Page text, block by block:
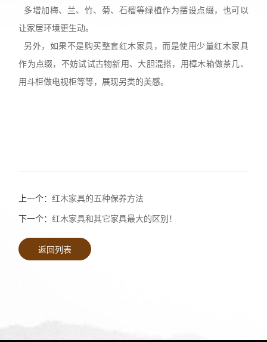
多增加梅、兰、竹、菊、石榴等绿植作为摆设点缀，也可以
让家居环境更生动。
另外，如果不是购买整套红木家具，而是使用少量红木家具
作为点缀，不妨试试古物新用、大胆混搭，用樟木箱做茶几、
用斗柜做电视柜等等，展现另类的美感。
上一个：红木家具的五种保养方法
下一个：红木家具和其它家具最大的区别！
返回列表